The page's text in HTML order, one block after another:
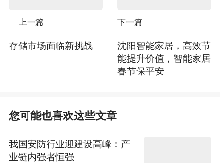
上一篇
存储市场面临新挑战
下一篇
沈阳智能家居，高效节
能提升价值，智能家居
春节保平安
您可能也喜欢这些文章
我国安防行业迎建设高峰：产
业链内强者恒强